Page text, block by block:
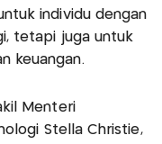
individu dengan
tetapi juga untuk
keuangan.
Menteri
Stella Christie,